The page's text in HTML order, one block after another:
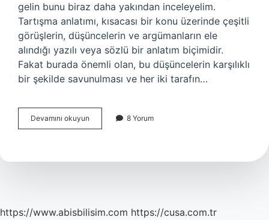
gelin bunu biraz daha yakından inceleyelim.
Tartışma anlatımı, kısacası bir konu üzerinde çeşitli
görüşlerin, düşüncelerin ve argümanların ele
alındığı yazılı veya sözlü bir anlatım biçimidir.
Fakat burada önemli olan, bu düşüncelerin karşılıklı
bir şekilde savunulması ve her iki tarafın…
Devamını okuyun Tartışma
anlatım
8 Yorum
https://www.abisbilisim.com https://cusa.com.tr